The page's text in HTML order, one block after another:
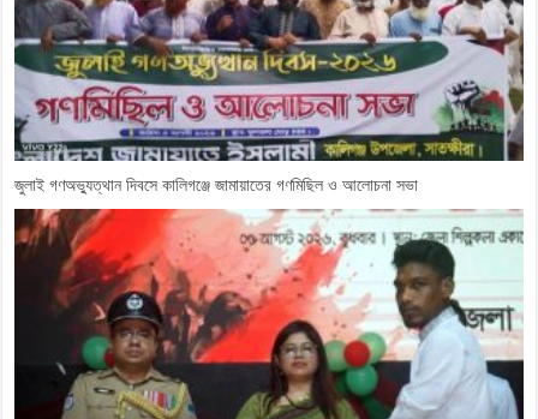
জুলাই গণঅভ্যুত্থান দিবসে কালিগঞ্জে জামায়াতের গণমিছিল ও আলোচনা সভা